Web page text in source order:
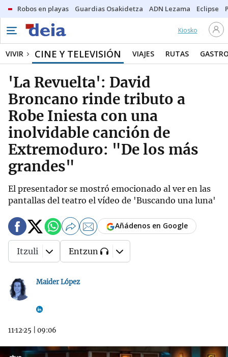
Robos en playas Guardias Osakidetza ADN Lezama Eclipse
Kiosko
VIVIR CINE Y TELEVISIÓN VIAJES RUTAS
'La Revuelta': David
Broncano rinde tributo a
Robe Iniesta con una
inolvidable canción de
Extremoduro: "De los más
grandes"
El presentador se mostró emocionado al ver en las
pantallas del teatro el vídeo de 'Buscando una luna'
Maider López
11·12·25 09:06
Añádenos en Google
Itzuli Entzun